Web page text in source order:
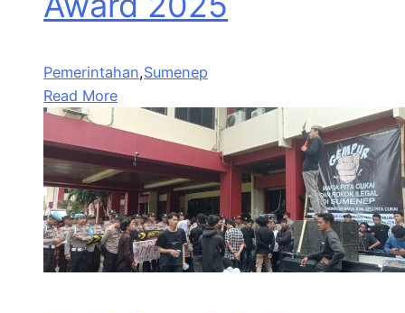
Pemerintahan,Sumenep
Read More